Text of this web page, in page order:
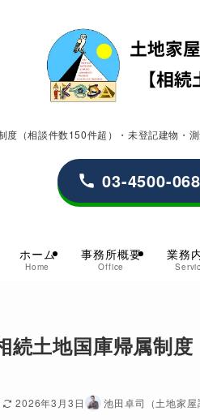
度（相談件数150件超）・未登記建物
ホーム
Home
事務所概要
Office
業務
03-4500-
続土地国庫帰属制
2026年3月3日 池田卓司（土地家屋